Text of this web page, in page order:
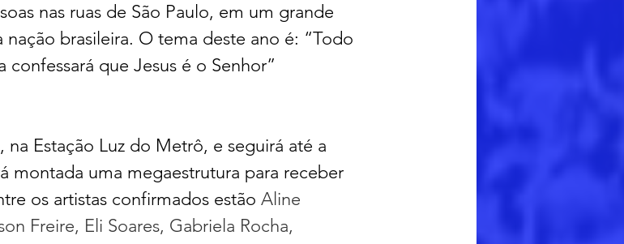
nas ruas de São Paulo, em um grande
brasileira. O tema deste ano é: “Todo
que Jesus é o Senhor”
Estação Luz do Metrô, e seguirá até a
montada uma megaestrutura para receber
os artistas confirmados estão Aline
Freire, Eli Soares, Gabriela Rocha,